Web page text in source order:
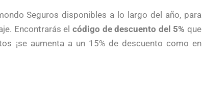
Seguros disponibles a lo largo del año, para
Encontrarás elcódigo de descuento del 5% que
¡se aumenta a un 15% de descuento como en